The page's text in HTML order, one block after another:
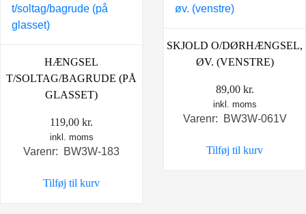
HÆNGSEL
T/SOLTAG/BAGRUDE (PÅ
GLASSET)
119,00 kr.
inkl. moms
Varenr: BW3W-183
Tilføj til kurv
SKJOLD O/DØRHÆNGSEL,
ØV. (VENSTRE)
89,00 kr.
inkl. moms
Varenr: BW3W-061V
Tilføj til kurv